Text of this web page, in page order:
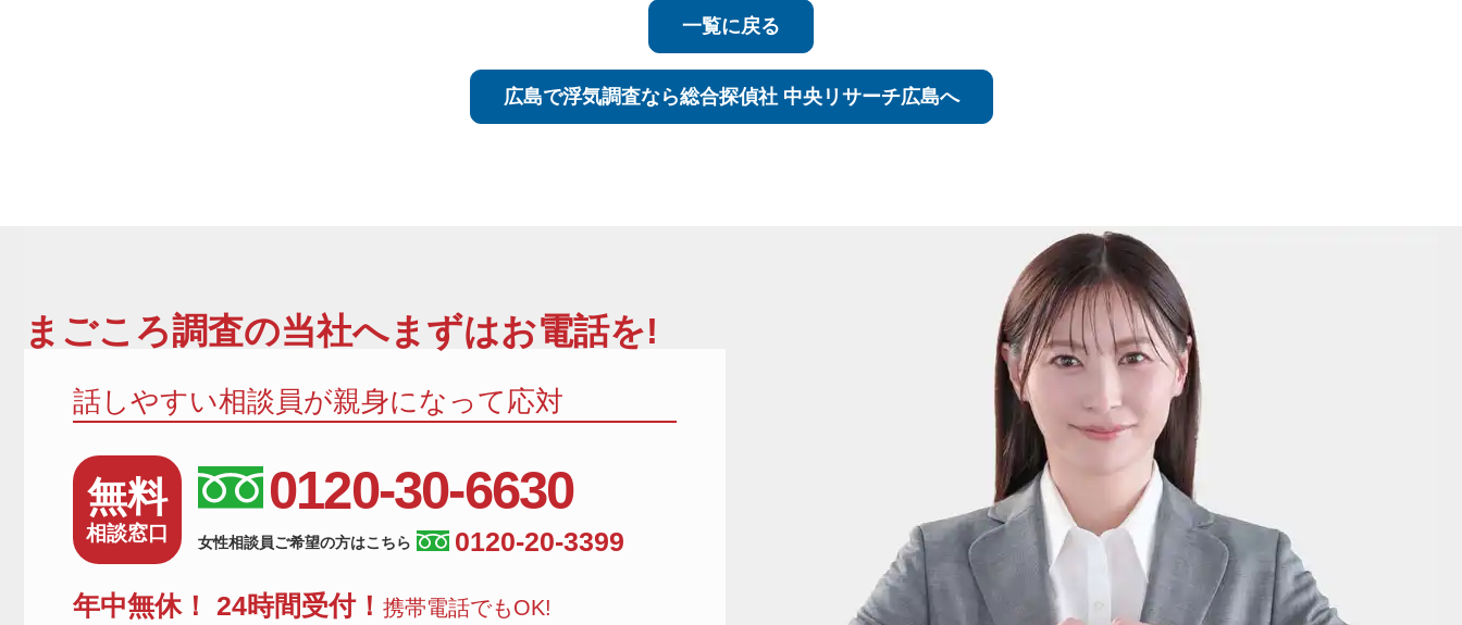
一覧に戻る
広島で浮気調査なら総合探偵社 中央リサーチ広島へ
まごころ調査の当社へまずはお電話を!
話しやすい相談員が親身になって応対
無料
相談窓口
0120-30-6630相談窓口電話番号:0120-30-6630
女性相談員ご希望の方はこちら 0120-20-3399
年中無休！ 24時間受付！ 携帯電話でもOK!